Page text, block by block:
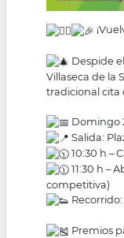
Despide
Villaseca de la
tradicional cita
Domingo
Salida:
10:30 h –
11:30 h –
competitiva)
Premios